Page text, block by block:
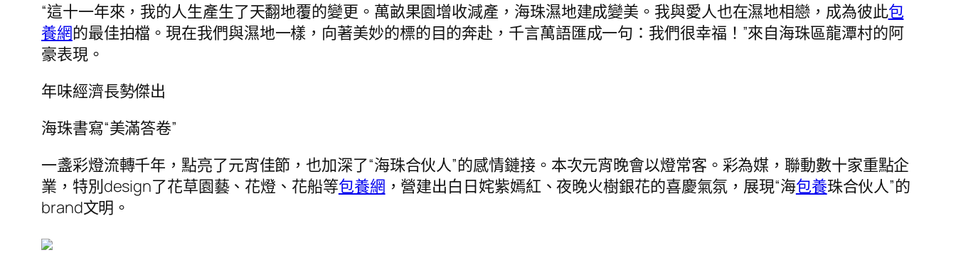
“這十一年來，我的人生產生了天翻地覆的變更。萬畝果園增收減產，海珠濕地建成變美。我與愛人也在濕地相戀，成為彼此包
養網的最佳拍檔。現在我們與濕地一樣，向著美妙的標的目的奔赴，千言萬語匯成一句：我們很幸福！”來自海珠區龍潭村的阿
豪表現。
年味經濟長勢傑出
海珠書寫“美滿答卷”
一盞彩燈流轉千年，點亮了元宵佳節，也加深了“海珠合伙人”的感情鏈接。本次元宵晚會以燈常客。彩為媒，聯動數十家重點企
業，特別design了花草園藝、花燈、花船等包養網 ，營建出白日姹紫嫣紅、夜晚火樹銀花的喜慶氣氛，展現“海包養珠合伙人”的
brand文明。